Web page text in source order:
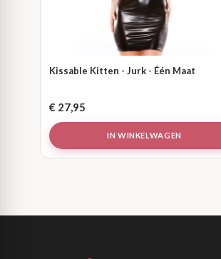
Kissable Kitten - Jurk - Één Maat
€ 27,95
IN WINKELWAGEN